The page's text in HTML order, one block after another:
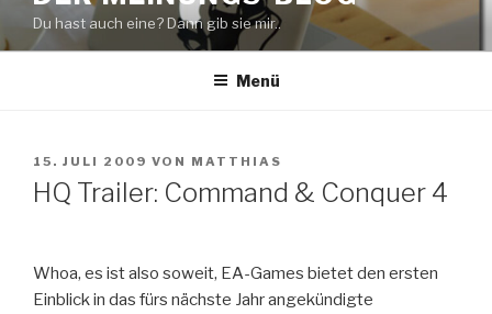
springenDu hast auch eine? Dann gib sie mir..
Menü
VERÖFFENTLICHT
AM
15. JULI 2009 VON MATTHIAS
HQ Trailer: Command & Conquer 4
Whoa, es ist also soweit, EA-Games bietet den ersten
Einblick in das fürs nächste Jahr angekündigte